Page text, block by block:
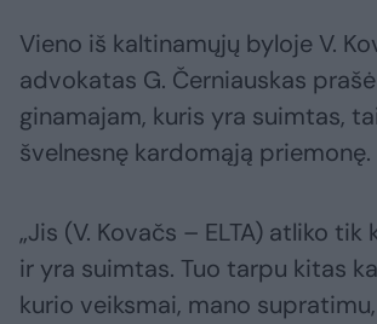
Vieno iš kaltinamųjų byloje V.
advokatas G. Černiauskas
ginamajam, kuris yra suimtas,
švelnesnę kardomąją priemonę.
„Jis (V. Kovačs – ELTA) atliko
ir yra suimtas. Tuo tarpu kitas
kurio veiksmai, mano